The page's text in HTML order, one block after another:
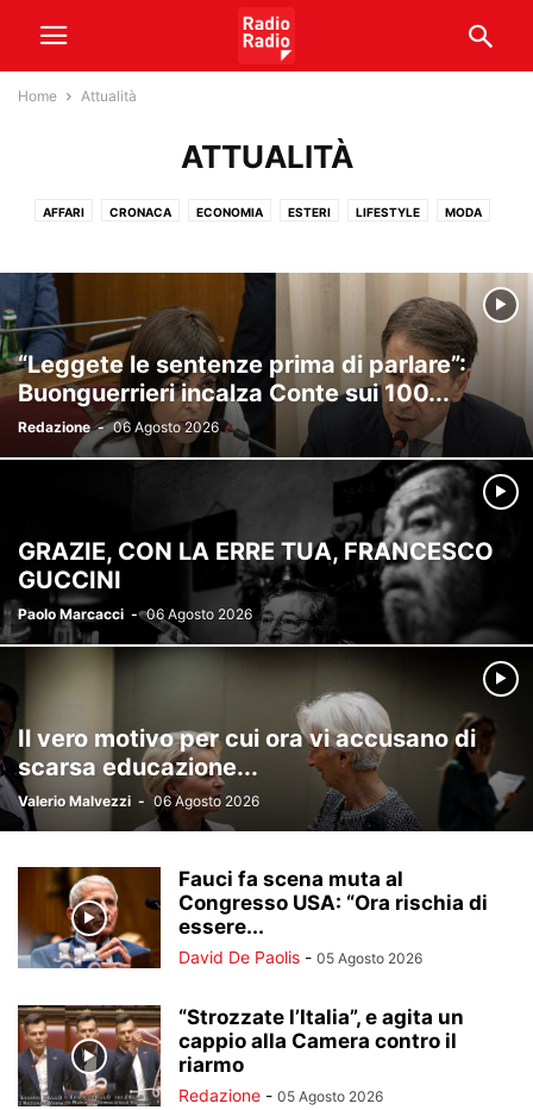
Home Attualità
ATTUALITÀ
AFFARI CRONACA ECONOMIA ESTERI LIFESTYLE MODA
“Leggete le sentenze prima di parlare”:
Buonguerrieri incalza Conte sui 100...
Redazione - 06 Agosto 2026
GRAZIE, CON LA ERRE TUA, FRANCESCO
GUCCINI
Paolo Marcacci - 06 Agosto 2026
Il vero motivo per cui ora vi accusano di
scarsa educazione...
Valerio Malvezzi - 06 Agosto 2026
Fauci fa scena muta al
Congresso USA: “Ora rischia di
essere...
David De Paolis - 05 Agosto 2026
“Strozzate l’Italia”, e agita un
cappio alla Camera contro il
riarmo
Redazione - 05 Agosto 2026